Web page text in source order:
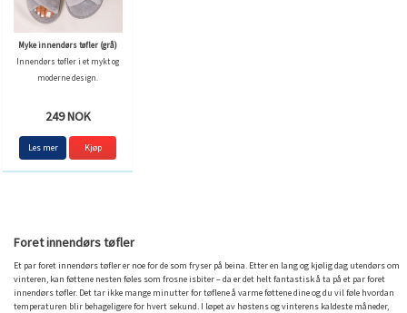
Myke innendørs tøfler (grå)
Innendørs tøfler i et mykt og
moderne design.
249 NOK
Les mer Kjøp
Foret innendørs tøfler
Et par foret innendørs tøfler er noe for de som fryser på beina. Etter en lang og kjølig dag utendørs om
vinteren, kan føttene nesten føles som frosne isbiter – da er det helt fantastisk å ta på et par foret
innendørs tøfler. Det tar ikke mange minutter for tøflene å varme føttene dine og du vil føle hvordan
temperaturen blir behageligere for hvert sekund. I løpet av høstens og vinterens kaldeste måneder,